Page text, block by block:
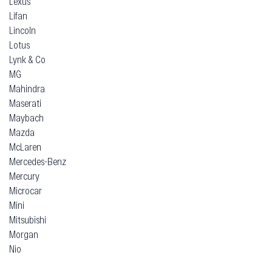
Lifan
Lincoln
Lotus
Lynk & Co
MG
Mahindra
Maserati
Maybach
Mazda
McLaren
Mercedes-Benz
Mercury
Microcar
Mini
Mitsubishi
Morgan
Nio